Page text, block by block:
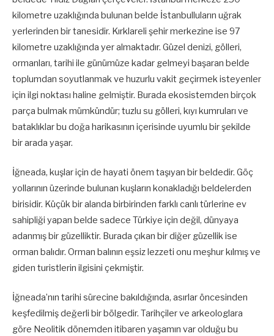
kilometre uzaklığında bulunan belde İstanbulluların uğrak
yerlerinden bir tanesidir. Kırklareli şehir merkezine ise 97
kilometre uzaklığında yer almaktadır. Güzel denizi, gölleri,
ormanları, tarihi ile günümüze kadar gelmeyi başaran belde
toplumdan soyutlanmak ve huzurlu vakit geçirmek isteyenler
için ilgi noktası haline gelmiştir. Burada ekosistemden birçok
parça bulmak mümkündür; tuzlu su gölleri, kıyı kumruları ve
bataklıklar bu doğa harikasının içerisinde uyumlu bir şekilde
bir arada yaşar.
İğneada, kuşlar için de hayati önem taşıyan bir beldedir. Göç
yollarının üzerinde bulunan kuşların konakladığı beldelerden
birisidir. Küçük bir alanda birbirinden farklı canlı türlerine ev
sahipliği yapan belde sadece Türkiye için değil, dünyaya
adanmış bir güzelliktir. Burada çıkan bir diğer güzellik ise
orman balıdır. Orman balının eşsiz lezzeti onu meşhur kılmış ve
giden turistlerin ilgisini çekmiştir.
İğneada’nın tarihi sürecine bakıldığında, asırlar öncesinden
keşfedilmiş değerli bir bölgedir. Tarihçiler ve arkeologlara
göre Neolitik dönemden itibaren yaşamın var olduğu bu